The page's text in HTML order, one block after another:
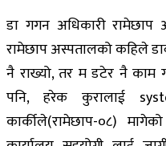
डा गगन अधिकारी
रामेछाप अस्पतालको कहिले
नै राख्यो, तर म डटेर नै काम
पनि, हरेक कुरालाई
कार्कीले(रामेछाप-०८)